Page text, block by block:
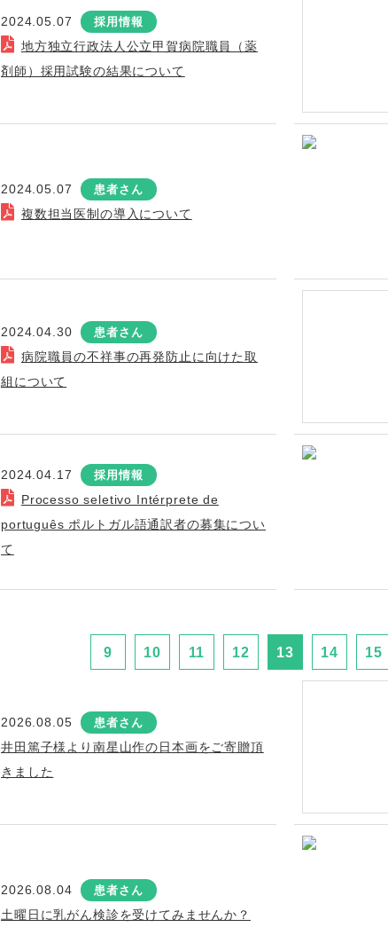
2024.05.07 採用情報
地方独立行政法人公立甲賀病院職員（薬
剤師）採用試験の結果について
2024.05.07 患者さん
複数担当医制の導入について
2024.04.30 患者さん
病院職員の不祥事の再発防止に向けた取
組について
2024.04.17 採用情報
Processo seletivo Intérprete de
português ポルトガル語通訳者の募集につい
て
9 10 11 12 13 14 15
2026.08.05 患者さん
井田篤子様より南星山作の日本画をご寄贈頂
きました
2026.08.04 患者さん
土曜日に乳がん検診を受けてみませんか？